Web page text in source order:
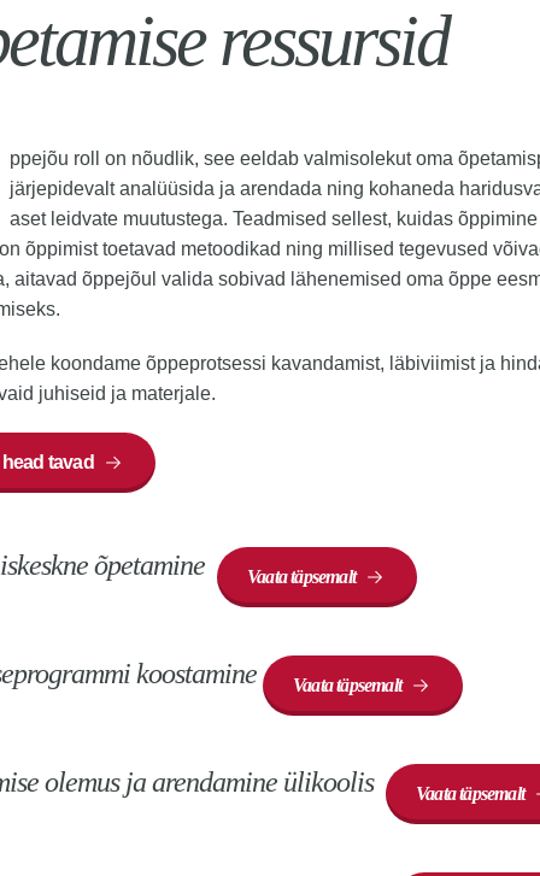
ressursid
ppejõu roll on nõudlik, see eeldab valmisolekut oma
järjepidevalt analüüsida ja arendada ning kohaneda
aset leidvate muutustega. Teadmised sellest, kuidas
õppimist toetavad metoodikad ning millised tegevused
aitavad õppejõul valida sobivad lähenemised oma õppe
koondame õppeprotsessi kavandamist, läbiviimist ja
juhiseid ja materjale.
tavad
õpetamine Vaata täpsemalt
koostamine Vaata täpsemalt
olemus ja arendamine ülikoolis Vaata täpsemalt